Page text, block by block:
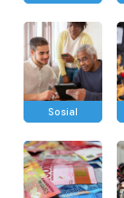
Sosial